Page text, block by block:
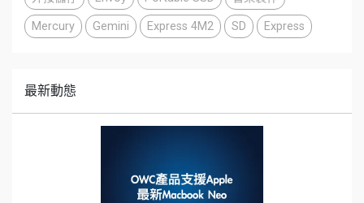
Mercury Gemini Express 4M2 SD Express
最新動態